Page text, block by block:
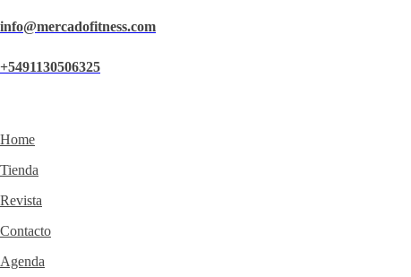
info@mercadofitness.com
+5491130506325
Home
Tienda
Revista
Contacto
Agenda